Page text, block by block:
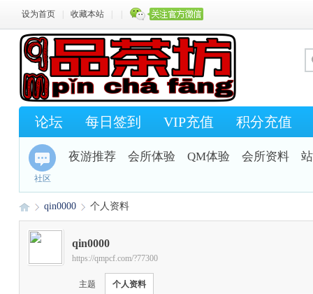
设为首页 收藏本站
论坛 每日签到 VIP充值 积分充值
社区
夜游推荐 会所体验 QM体验 会所资料
›
qin0000 个人资料
qin0000
https://qmpcf.com/?77300
主题 个人资料